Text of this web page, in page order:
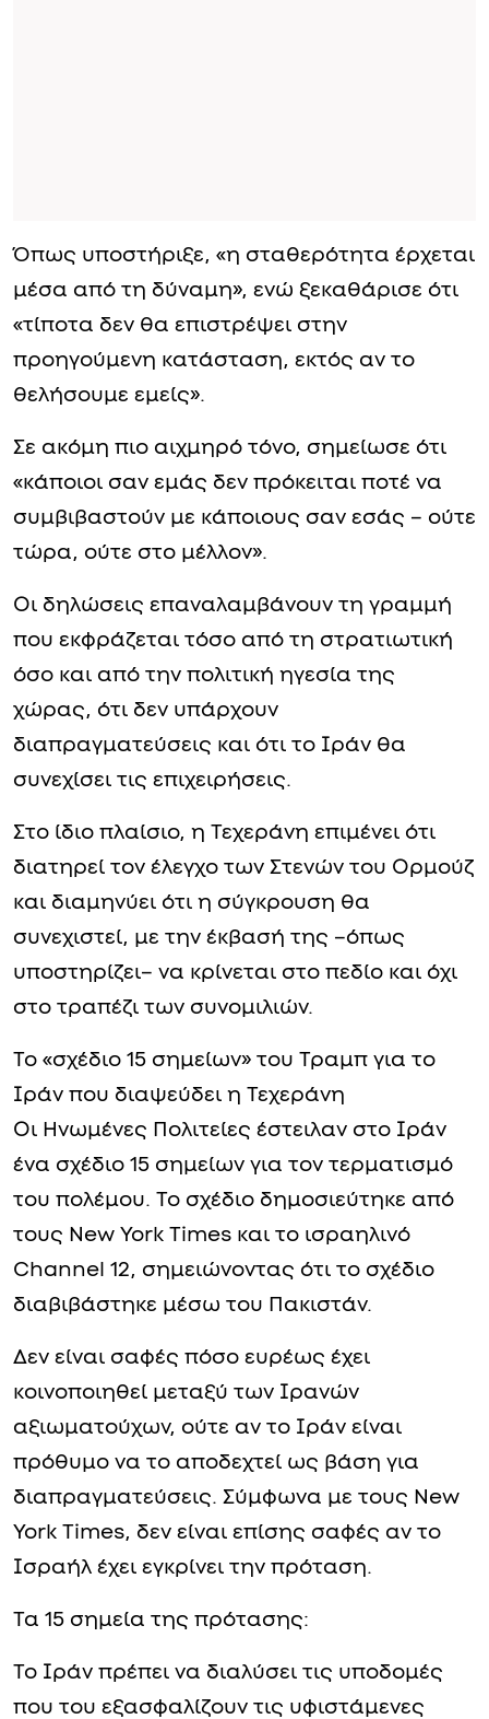
Όπως υποστήριξε, «η σταθερότητα έρχεται
μέσα από τη δύναμη», ενώ ξεκαθάρισε ότι
«τίποτα δεν θα επιστρέψει στην
προηγούμενη κατάσταση, εκτός αν το
θελήσουμε εμείς».
Σε ακόμη πιο αιχμηρό τόνο, σημείωσε ότι
«κάποιοι σαν εμάς δεν πρόκειται ποτέ να
συμβιβαστούν με κάποιους σαν εσάς – ούτε
τώρα, ούτε στο μέλλον».
Οι δηλώσεις επαναλαμβάνουν τη γραμμή
που εκφράζεται τόσο από τη στρατιωτική
όσο και από την πολιτική ηγεσία της
χώρας, ότι δεν υπάρχουν
διαπραγματεύσεις και ότι το Ιράν θα
συνεχίσει τις επιχειρήσεις.
Στο ίδιο πλαίσιο, η Τεχεράνη επιμένει ότι
διατηρεί τον έλεγχο των Στενών του Ορμούζ
και διαμηνύει ότι η σύγκρουση θα
συνεχιστεί, με την έκβασή της –όπως
υποστηρίζει– να κρίνεται στο πεδίο και όχι
στο τραπέζι των συνομιλιών.
Το «σχέδιο 15 σημείων» του Τραμπ για το
Ιράν που διαψεύδει η Τεχεράνη
Οι Ηνωμένες Πολιτείες έστειλαν στο Ιράν
ένα σχέδιο 15 σημείων για τον τερματισμό
του πολέμου. Το σχέδιο δημοσιεύτηκε από
τους New York Times και το ισραηλινό
Channel 12, σημειώνοντας ότι το σχέδιο
διαβιβάστηκε μέσω του Πακιστάν.
Δεν είναι σαφές πόσο ευρέως έχει
κοινοποιηθεί μεταξύ των Ιρανών
αξιωματούχων, ούτε αν το Ιράν είναι
πρόθυμο να το αποδεχτεί ως βάση για
διαπραγματεύσεις. Σύμφωνα με τους New
York Times, δεν είναι επίσης σαφές αν το
Ισραήλ έχει εγκρίνει την πρόταση.
Τα 15 σημεία της πρότασης:
Το Ιράν πρέπει να διαλύσει τις υποδομές
που του εξασφαλίζουν τις υφιστάμενες